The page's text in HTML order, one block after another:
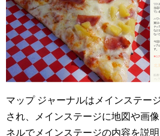
マップ ジャーナルはメインステー
され、メインステージに地図や画
ネルでメインステージの内容を説